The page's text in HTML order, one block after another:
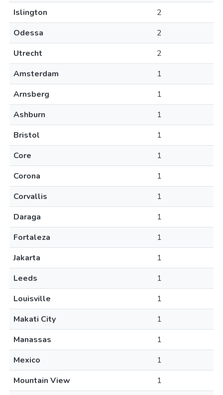
Islington
2
Odessa
2
Utrecht
2
Amsterdam
1
Arnsberg
1
Ashburn
1
Bristol
1
Core
1
Corona
1
Corvallis
1
Daraga
1
Fortaleza
1
Jakarta
1
Leeds
1
Louisville
1
Makati City
1
Manassas
1
Mexico
1
Mountain View
1